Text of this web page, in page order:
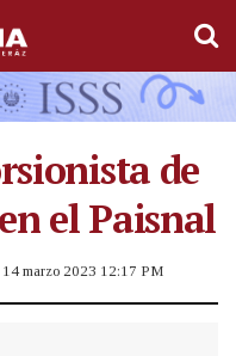
de
el Paisnal
14 marzo 2023 12:17 PM